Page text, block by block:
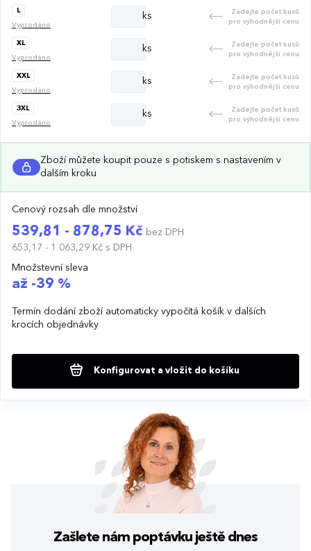
L
Vyprodáno
ks
Zadejte počet kusů
pro výhodnější cenu
XL
Vyprodáno
ks
Zadejte počet kusů
pro výhodnější cenu
XXL
Vyprodáno
ks
Zadejte počet kusů
pro výhodnější cenu
3XL
Vyprodáno
ks
Zadejte počet kusů
pro výhodnější cenu
Zboží můžete koupit pouze s potiskem s nastavením v
dalším kroku
Cenový rozsah dle množství
539,81 - 878,75 Kč bez DPH
653,17 - 1 063,29 Kč s DPH
Množstevní sleva
až -39 %
Termín dodání zboží automaticky vypočítá košík v dalších
krocích objednávky
Konfigurovat a vložit do košíku
Zašlete nám poptávku ještě dnes